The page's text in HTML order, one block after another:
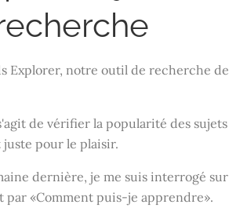
Explorer, notre outil de recherche
de vérifier la popularité des
juste pour le plaisir.
dernière, je me suis interrogé
par «Comment puis-je apprendre».